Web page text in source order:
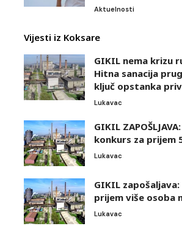
Aktuelnosti
Vijesti iz Koksare
GIKIL nema krizu
Hitna sanacija
ključ opstanka
Lukavac
GIKIL
konkurs za prijem
Lukavac
GIKIL
prijem više osoba
Lukavac